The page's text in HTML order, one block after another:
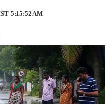
5:15:52 AM